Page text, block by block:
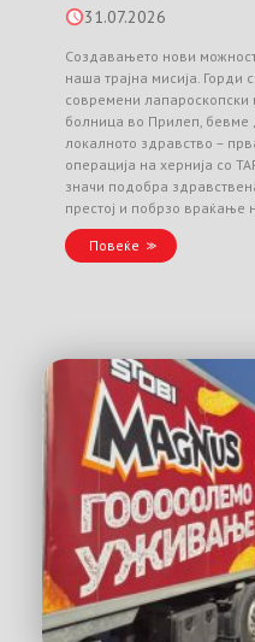
31.07.2026
Создавањето нови
наша трајна мисија.
современи лапароскопски
болница во Прилеп, бевме
локалното здравство –
операција на хернија со
значи подобра
престој и побрзо враќање
Повеќе